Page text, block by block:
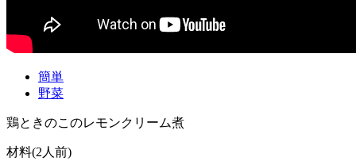
簡単
野菜
鶏ときのこのレモンクリーム煮
材料(2人前)